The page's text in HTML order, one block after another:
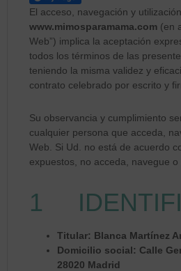
El acceso, navegación y
www.mimosparamama.com (en
Web”) implica la aceptación
todos los términos de las
teniendo la misma validez y
contrato celebrado por escrito y
Su observancia y cumplimiento
cualquier persona que acceda,
Web. Si Ud. no está de acuerdo
expuestos, no acceda, navegue o
1
Titular: Blanca Martínez
Domicilio social: Calle
28020 Madrid